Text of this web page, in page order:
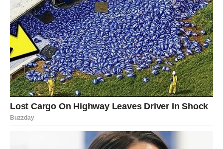
JARAC – dani u kojima
nagrada stiže posle dugog
ćutanja
Jarac je dugo ćutao. Trpeo. Radio. Nadao se. Čekao pravi
trenutak. I upravo ta strpljivost sada dobija nagradu.
Četvrtak donosi Jarcu situaciju u kojoj neko prepoznaje
njegov trud. Ovo može biti šef, partner, osoba iz prošlosti